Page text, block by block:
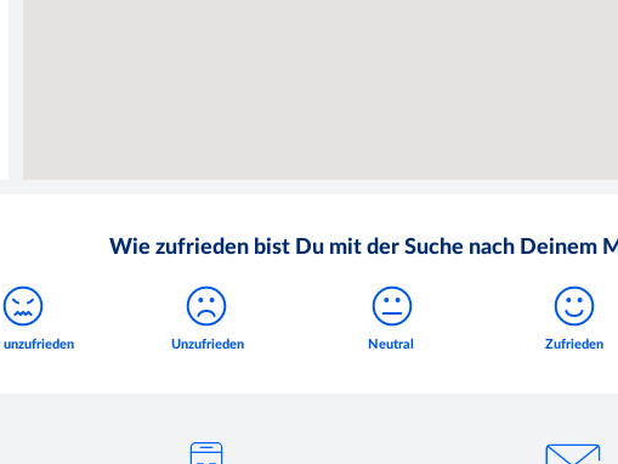
Wie zufrieden bist Du mit der Suche nach Deinem